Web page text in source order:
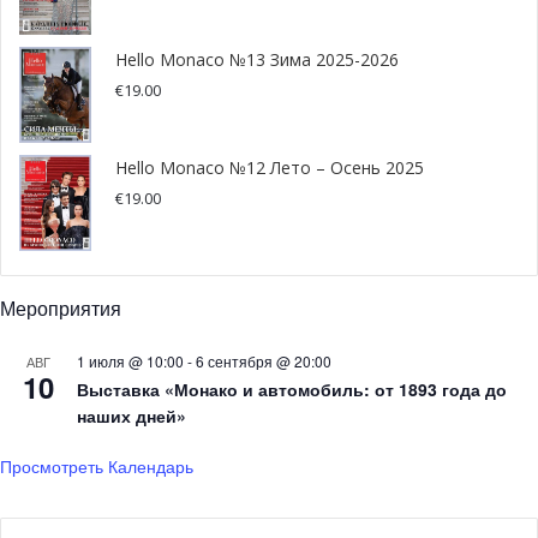
Нью-Йорке князь Альбер II наградил премией князя
Ренье III американского режиссёра и продюсера Джона
М. Чу. Почетная премия, учреждённая в память о его
отце, отмечает выдающихся деятелей искусства,
проявивших щедрость и гуманизм. Суверен подчеркнул,
что она отражает ценности его родителей —
преданность благотворительности, искусству и
человечности.
Ранее лауреатами становились Майкл Дуглас, Джеймс
фильмам Crazy Rich Asians и Wicked, связан с Фондом
более 20 лет.
Hello Monaco №13 Зима 2025-2026
€19.00
Hello Monaco №12 Лето – Осень 2025
€19.00
Мероприятия
АВГ
10
1 июля @ 10:00 -6 сентября @ 20:00
Выставка «Монако и автомобиль: от 1893 года до
наших дней»
Просмотреть Календарь